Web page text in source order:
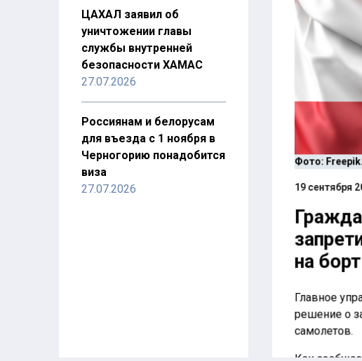
ЦАХАЛ заявил об
уничтожении главы
службы внутренней
безопасности ХАМАС
27.07.2026
Россиянам и белорусам
для въезда с 1 ноября в
Черногорию понадобится
виза
27.07.2026
Фото:
19 сентября
на борт
Главное
решение о
самолетов.
Как